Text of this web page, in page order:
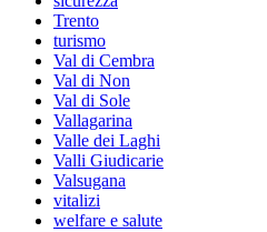
Trento
turismo
Val di Cembra
Val di Non
Val di Sole
Vallagarina
Valle dei Laghi
Valli Giudicarie
Valsugana
vitalizi
welfare e salute